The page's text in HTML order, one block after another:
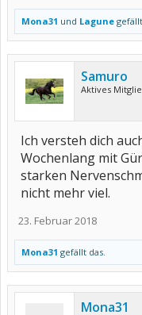
Mona31 und Lagune
Samuro
Aktives
Ich versteh dich
Wochenlang mit
starken
nicht mehr viel.
23. Februar 2018
Mona31 gefällt das.
Mona31